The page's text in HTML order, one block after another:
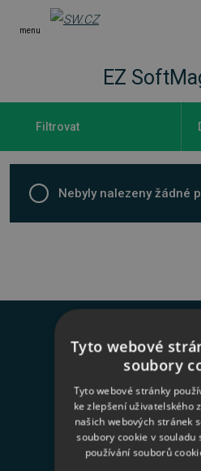
menu
EZ
Filtrovat
Nebyly nalezeny žádné
Odesláním formuláře
newsletterů a
Přihlásit k
Tyto webové
soubory
Tyto webové stránky
ke zlepšení uživatelského
našich webových stránek
soubory cookie v souladu
používání souborů